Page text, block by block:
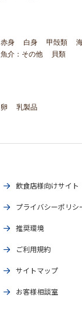
赤身 白身 甲殻類
魚介：その他
貝類
卵 乳製品
飲食店様向けサイト
プライバシーポリシ
推奨環境
ご利用規約
サイトマップ
お客様相談室